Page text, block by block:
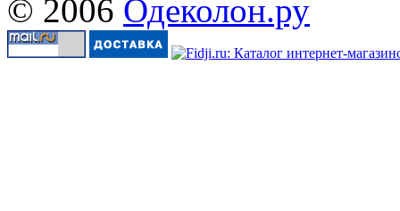
© 2006 Одеколон.ру